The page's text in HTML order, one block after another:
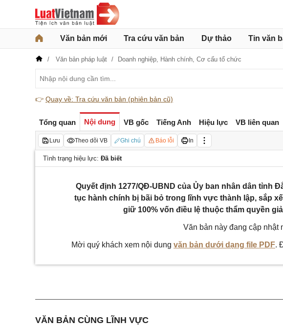
Văn bản mới Tra cứu văn bản Dự thảo Tin văn
Văn bản pháp luật Doanh nghiệp, Hành chính, Cơ cấu tổ chức
👉 Quay về: Tra cứu văn bản (phiên bản cũ)
Tổng quan Nội dung VB gốc Tiếng Anh Hiệu lực VB liên quan
Lưu Theo dõi VB Ghi chú Báo lỗi In
Tình trạng hiệu lực: Đã biết
Quyết định 1277/QĐ-UBND của Ủy ban nhân dân tỉnh
tục hành chính bị bãi bỏ trong lĩnh vực thành lập, sắp
giữ 100% vốn điều lệ thuộc thẩm quyền
Văn bản này đang cập nhật
Mời quý khách xem nội dung văn bản dưới dạng file PDF.
VĂN BẢN CÙNG LĨNH VỰC